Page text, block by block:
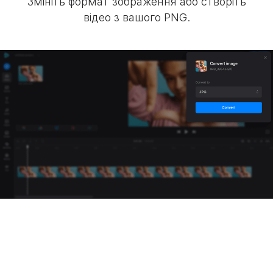
відео з вашого PNG.